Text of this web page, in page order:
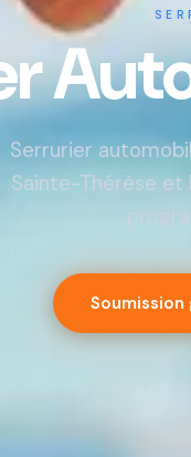
Serrurier
Sainte-Thérèse et